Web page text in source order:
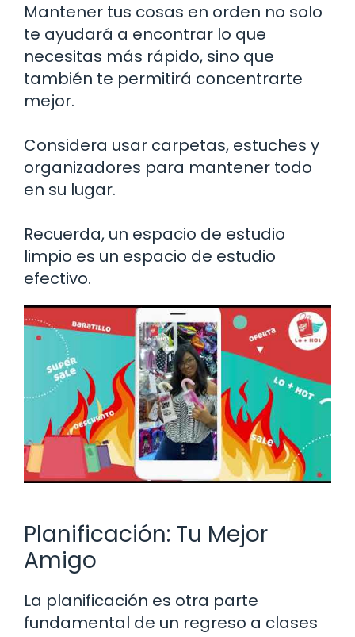
Mantener tus cosas en orden no solo
te ayudará a encontrar lo que
necesitas más rápido, sino que
también te permitirá concentrarte
mejor.
Considera usar carpetas, estuches y
organizadores para mantener todo
en su lugar.
Recuerda, un espacio de estudio
limpio es un espacio de estudio
efectivo.
Planificación: Tu Mejor
Amigo
La planificación es otra parte
fundamental de un regreso a clases